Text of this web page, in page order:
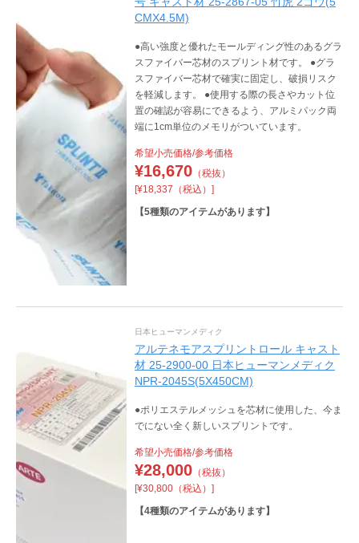
CMX4.5M)
●高い強度と優れたモールディング性のあるグラ
スファイバー芯材のスプリント材です。 ●グラ
スファイバー芯材で確実に固定し、破損リスク
を軽減します。 ●使用する際の長さやカット位
置の確認が容易にできるよう、アルミパック両
端に1cm単位のメモリがついています。
希望小売価格/参考価格
¥16,670（税抜）
[¥18,337（税込）]
【5種類のアイテムがあります】
日本ヒューマンメディク
アルテネモアスプリントロール キャスト
材 25-2900-00 日本ヒューマンメディク
NPR-2045S(5X450CM)
●ポリエステルメッシュを芯材に使用した、今ま
でにない全く新しいスプリントです。
希望小売価格/参考価格
¥28,000（税抜）
[¥30,800（税込）]
【4種類のアイテムがあります】